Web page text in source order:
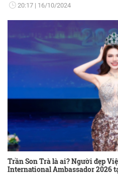
20:17 16/10/2024
Trần Son Trà là ai? Người đẹp
International Ambassador 2026